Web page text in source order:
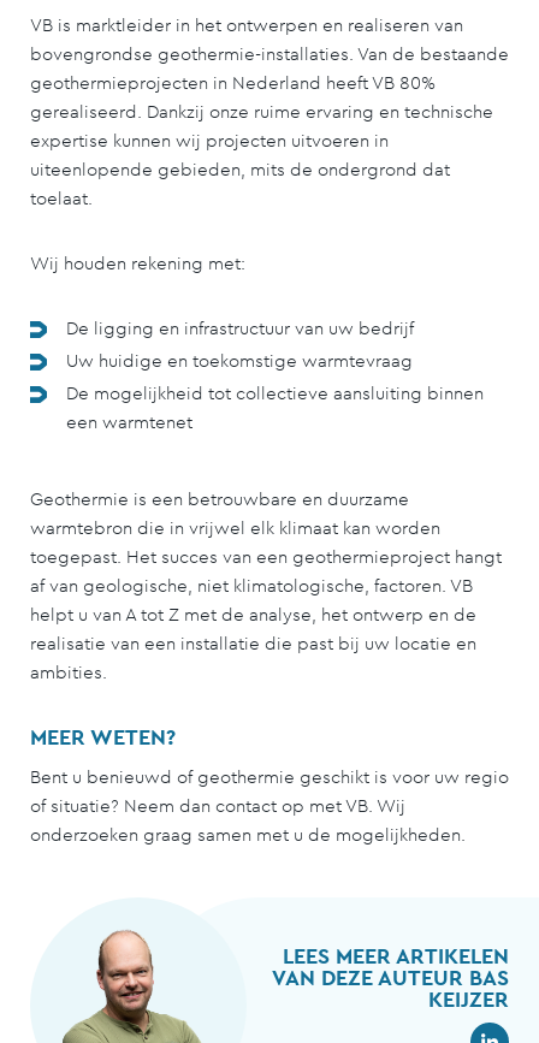
VB is marktleider in het ontwerpen en realiseren van
bovengrondse geothermie-installaties. Van de bestaande
geothermieprojecten in Nederland heeft VB 80%
gerealiseerd. Dankzij onze ruime ervaring en technische
expertise kunnen wij projecten uitvoeren in
uiteenlopende gebieden, mits de ondergrond dat
toelaat.
Wij houden rekening met:
De ligging en infrastructuur van uw bedrijf
Uw huidige en toekomstige warmtevraag
De mogelijkheid tot collectieve aansluiting binnen
een warmtenet
Geothermie is een betrouwbare en duurzame
warmtebron die in vrijwel elk klimaat kan worden
toegepast. Het succes van een geothermieproject hangt
af van geologische, niet klimatologische, factoren. VB
helpt u van A tot Z met de analyse, het ontwerp en de
realisatie van een installatie die past bij uw locatie en
ambities.
MEER WETEN?
Bent u benieuwd of geothermie geschikt is voor uw regio
of situatie? Neem dan contact op met VB. Wij
onderzoeken graag samen met u de mogelijkheden.
LEES MEER ARTIKELEN
VAN DEZE AUTEUR BAS
KEIJZER